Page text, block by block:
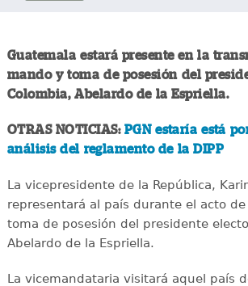
Guatemala estará presente en la
mando y toma de posesión del
Colombia, Abelardo de la Espriella.
OTRAS NOTICIAS: PGN estaría está
análisis del reglamento de la DIPP
La vicepresidente de la República,
representará al país durante el acto
toma de posesión del presidente
Abelardo de la Espriella.
La vicemandataria visitará aquel país